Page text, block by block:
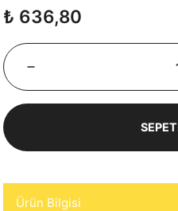
₺ 636,80
Ürün Bilgisi